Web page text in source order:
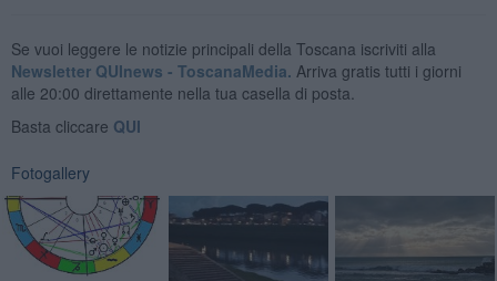
Se vuoi leggere le notizie principali della Toscana iscriviti alla
Newsletter QUInews - ToscanaMedia. Arriva gratis tutti i giorni
alle 20:00 direttamente nella tua casella di posta.
Basta cliccare QUI
Fotogallery